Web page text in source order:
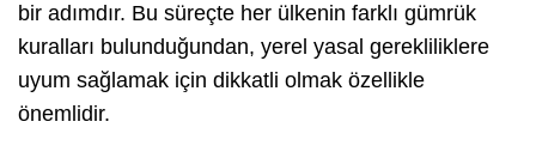
bir adımdır. Bu süreçte her ülkenin farklı gümrük
kuralları bulunduğundan, yerel yasal gerekliliklere
uyum sağlamak için dikkatli olmak özellikle
önemlidir.